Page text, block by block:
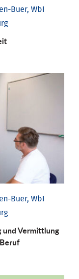
Buer, WbI
Buer, WbI
und Vermittlung